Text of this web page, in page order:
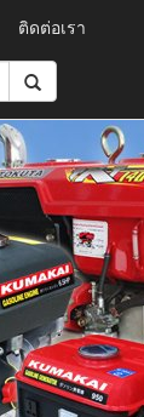
ติดต่อเรา